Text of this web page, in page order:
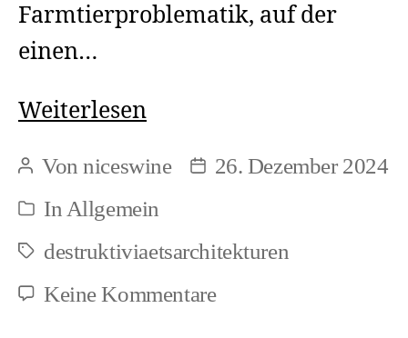
Farmtierproblematik, auf der
einen…
WeiterlesenStichpunkte
Thema
aktueller
Aktivismus
Beitragsautor
Vonniceswine Beitragsdatum
26. Dezember 2024
Kategorien
In Allgemein
Schlagwörter
destruktiviaetsarchitekturen
Keine Kommentarezu